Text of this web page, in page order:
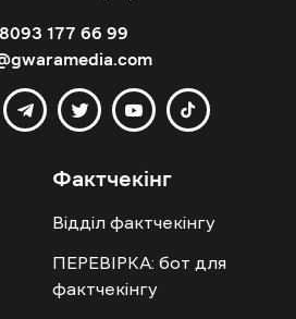
177 66 99
Фактчекінг
Відділ фактчекінгу
ПЕРЕВІРКА: бот для
фактчекінгу